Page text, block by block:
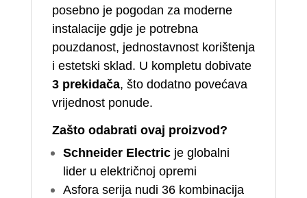
posebno je pogodan za moderne
instalacije gdje je potrebna
pouzdanost, jednostavnost korištenja
i estetski sklad. U kompletu dobivate
3 prekidača, što dodatno povećava
vrijednost ponude.
Zašto odabrati ovaj proizvod?
Schneider Electricje globalni
lider u električnoj opremi
Asfora serija nudi 36 kombinacija